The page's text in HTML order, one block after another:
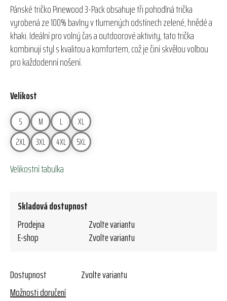
Pánské tričko Pinewood 3-Pack obsahuje tři pohodlná trička
vyrobená ze 100% bavlny v tlumených odstínech zelené, hnědé a
khaki. Ideální pro volný čas a outdoorové aktivity, tato trička
kombinují styl s kvalitou a komfortem, což je činí skvělou volbou
pro každodenní nošení.
Velikost
S M L
XL
2XL
3XL 4XL 5XL
Velikostní tabulka
Skladová dostupnost
Prodejna
Zvolte variantu
E-shop
Zvolte variantu
Dostupnost
Zvolte variantu
Možnosti doručení